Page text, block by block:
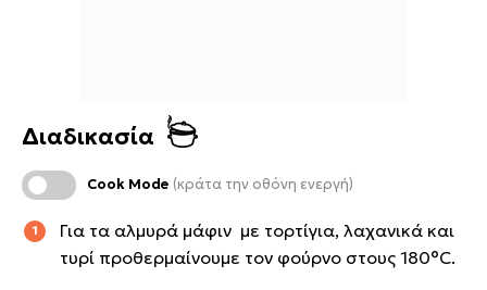
Διαδικασία
Cook Mode (κράτα την οθόνη ενεργή)
Για τα αλμυρά μάφιν με τορτίγια, λαχανικά και
τυρί προθερμαίνουμε τον φούρνο στους 180°C.